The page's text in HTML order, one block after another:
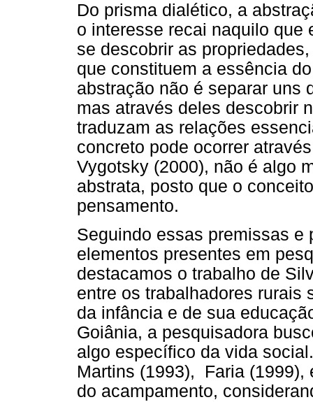
Do prisma dialético, a
o interesse recai naquilo que
se descobrir as
que constituem a essência
abstração não é separar uns
mas através deles descobrir
traduzam as relações
concreto pode ocorrer
Vygotsky (2000), não é algo
abstrata, posto que o
pensamento.
Seguindo essas premissas e
elementos presentes em
destacamos o trabalho de
entre os trabalhadores rurais
da infância e de sua
Goiânia, a pesquisadora
algo específico da vida
Martins (1993), Faria (1999),
do acampamento,